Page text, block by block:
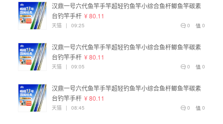
汉鼎一号六代鱼竿手竿超轻钓鱼竿小综合鱼杆鲫鱼竿碳素
台钓竿手杆 ¥ 80.11
0
0
天猫 | 09:25
汉鼎一号六代鱼竿手竿超轻钓鱼竿小综合鱼杆鲫鱼竿碳素
台钓竿手杆 ¥ 80.11
0
0
天猫 | 09:05
汉鼎一号六代鱼竿手竿超轻钓鱼竿小综合鱼杆鲫鱼竿碳素
台钓竿手杆 ¥ 80.11
0
0
天猫 | 08:45